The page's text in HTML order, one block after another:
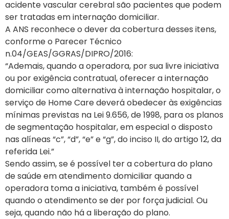
acidente vascular cerebral são pacientes que podem
ser tratadas em internação domiciliar.
A ANS reconhece o dever da cobertura desses itens,
conforme o Parecer Técnico
n.04/GEAS/GGRAS/DIPRO/2016:
“Ademais, quando a operadora, por sua livre iniciativa
ou por exigência contratual, oferecer a internação
domiciliar como alternativa à internação hospitalar, o
serviço de Home Care deverá obedecer às exigências
mínimas previstas na Lei 9.656, de 1998, para os planos
de segmentação hospitalar, em especial o disposto
nas alíneas “c”, “d”, “e” e “g”, do inciso II, do artigo 12, da
referida Lei.”
Sendo assim, se é possível ter a cobertura do plano
de saúde em atendimento domiciliar quando a
operadora toma a iniciativa, também é possível
quando o atendimento se der por força judicial. Ou
seja, quando não há a liberação do plano.